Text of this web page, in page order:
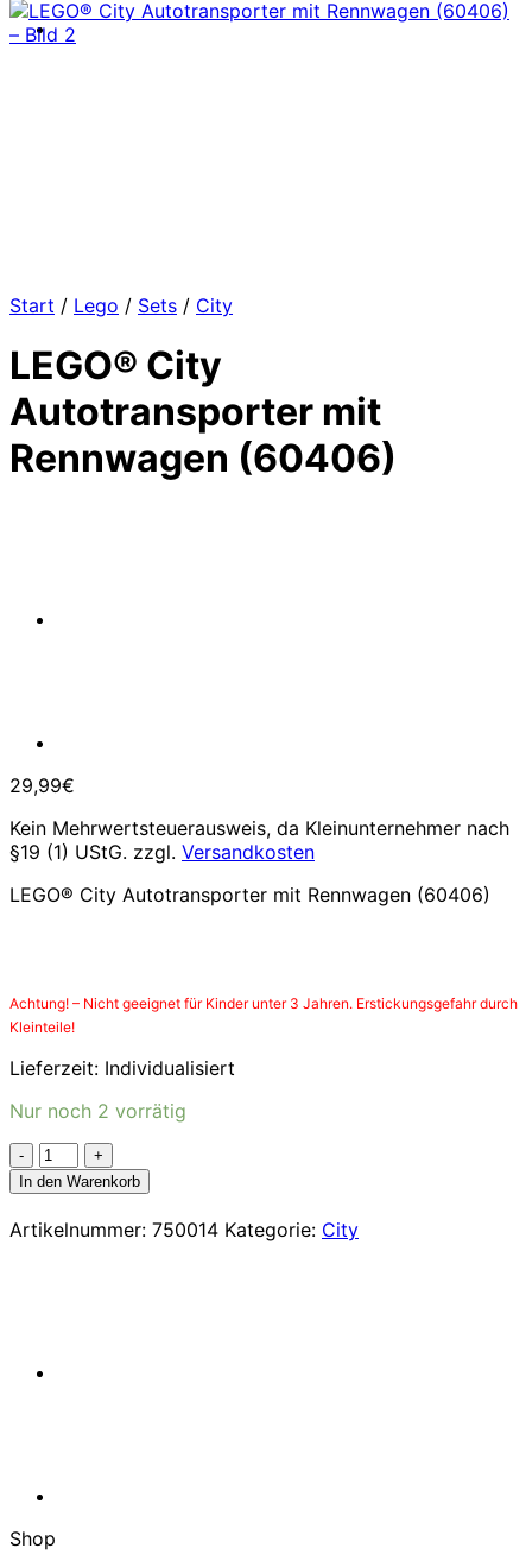
Start / Lego / Sets / City
LEGO® City
Autotransporter mit
Rennwagen (60406)
29,99€
Kein Mehrwertsteuerausweis, da Kleinunternehmer nach
§19 (1) UStG. zzgl. Versandkosten
LEGO® City Autotransporter mit Rennwagen (60406)
Achtung! – Nicht geeignet für Kinder unter 3 Jahren. Erstickungsgefahr durch
Kleinteile!
Lieferzeit: Individualisiert
Nur noch 2 vorrätig
LEGO®
City
Autotransporter
mit
In den Warenkorb
Artikelnummer: 750014 Kategorie: City
Shop